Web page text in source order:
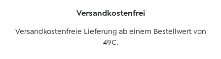
Versandkostenfrei
Versandkostenfreie Lieferung ab einem Bestellwert von
49€.